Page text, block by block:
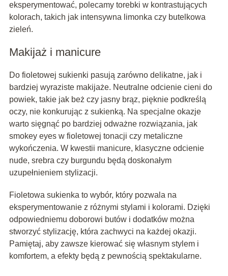
eksperymentować, polecamy torebki w kontrastujących
kolorach, takich jak intensywna limonka czy butelkowa
zieleń.
Makijaż i manicure
Do fioletowej sukienki pasują zarówno delikatne, jak i
bardziej wyraziste makijaże. Neutralne odcienie cieni do
powiek, takie jak beż czy jasny brąz, pięknie podkreślą
oczy, nie konkurując z sukienką. Na specjalne okazje
warto sięgnąć po bardziej odważne rozwiązania, jak
smokey eyes w fioletowej tonacji czy metaliczne
wykończenia. W kwestii manicure, klasyczne odcienie
nude, srebra czy burgundu będą doskonałym
uzupełnieniem stylizacji.
Fioletowa sukienka to wybór, który pozwala na
eksperymentowanie z różnymi stylami i kolorami. Dzięki
odpowiedniemu doborowi butów i dodatków można
stworzyć stylizację, która zachwyci na każdej okazji.
Pamiętaj, aby zawsze kierować się własnym stylem i
komfortem, a efekty będą z pewnością spektakularne.